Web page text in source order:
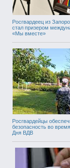
Росгвардеец из
стал призером
«Мы вместе»
Росгвардейцы
безопасность во
Дня ВДВ